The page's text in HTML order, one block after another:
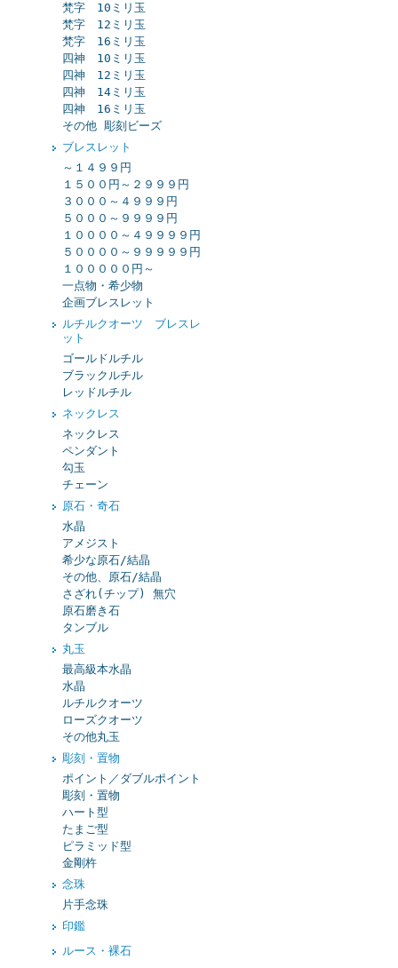
梵字 10ミリ玉
梵字 12ミリ玉
梵字 16ミリ玉
四神 10ミリ玉
四神 12ミリ玉
四神 14ミリ玉
四神 16ミリ玉
その他 彫刻ビーズ
ブレスレット
～１４９９円
１５００円～２９９９円
３０００～４９９９円
５０００～９９９９円
１００００～４９９９９円
５００００～９９９９９円
１０００００円～
一点物・希少物
企画ブレスレット
ルチルクオーツ ブレスレ
ット
ゴールドルチル
ブラックルチル
レッドルチル
ネックレス
ネックレス
ペンダント
勾玉
チェーン
原石・奇石
水晶
アメジスト
希少な原石/結晶
その他、原石/結晶
さざれ(チップ) 無穴
原石磨き石
タンブル
丸玉
最高級本水晶
水晶
ルチルクオーツ
ローズクオーツ
その他丸玉
彫刻・置物
ポイント／ダブルポイント
彫刻・置物
ハート型
たまご型
ピラミッド型
金剛杵
念珠
片手念珠
印鑑
ルース・裸石